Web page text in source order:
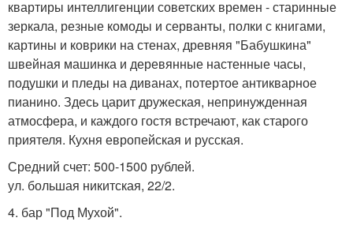
квартиры интеллигенции советских времен - старинные
зеркала, резные комоды и серванты, полки с книгами,
картины и коврики на стенах, древняя "Бабушкина"
швейная машинка и деревянные настенные часы,
подушки и пледы на диванах, потертое антикварное
пианино. Здесь царит дружеская, непринужденная
атмосфера, и каждого гостя встречают, как старого
приятеля. Кухня европейская и русская.
Средний счет: 500-1500 рублей.
ул. большая никитская, 22/2.
4. бар "Под Мухой".